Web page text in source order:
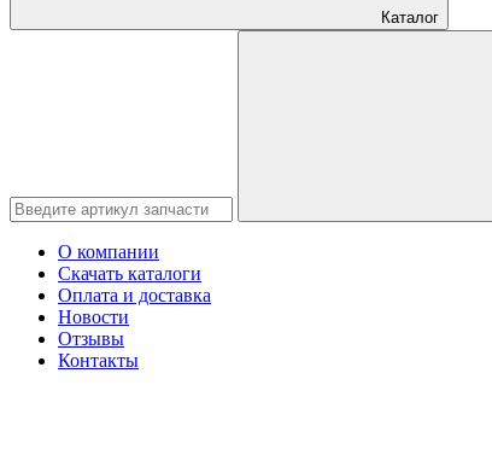
Каталог
О компании
Скачать каталоги
Оплата и доставка
Новости
Отзывы
Контакты